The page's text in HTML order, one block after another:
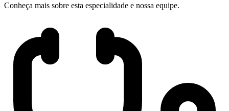
Conheça mais sobre esta especialidade e nossa equipe.